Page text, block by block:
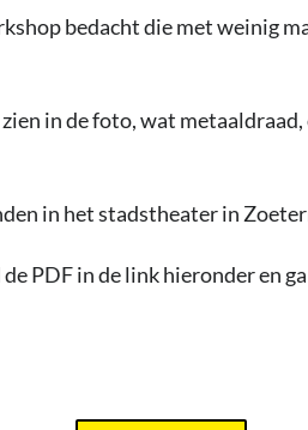
bedacht die met weinig
in de foto, wat
in het stadstheater in
PDF in de link hieronder en ga